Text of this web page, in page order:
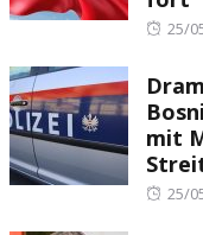
25/
mit
25/